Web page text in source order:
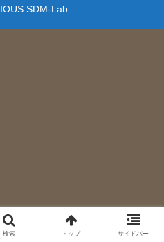
SDM-Lab..
検索 トップ サイドバー